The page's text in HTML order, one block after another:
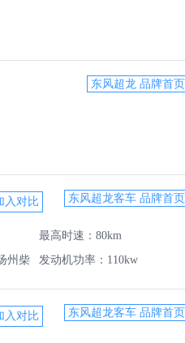
东风超龙 品牌首页
最高时速：80km
州柴
发动机功率：110kw
东风超龙客车 品牌首页
东风超龙客车 品牌首页